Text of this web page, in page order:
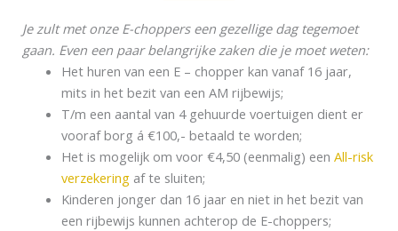
Je zult met onze E-choppers een gezellige dag tegemoet
gaan. Even een paar belangrijke zaken die je moet weten:
Het huren van een E – chopper kan vanaf 16 jaar,
mits in het bezit van een AM rijbewijs;
T/m een aantal van 4 gehuurde voertuigen dient er
vooraf borg á €100,- betaald te worden;
Het is mogelijk om voor €4,50 (eenmalig) een All-risk
verzekeringaf te sluiten;
Kinderen jonger dan 16 jaar en niet in het bezit van
een rijbewijs kunnen achterop de E-choppers;